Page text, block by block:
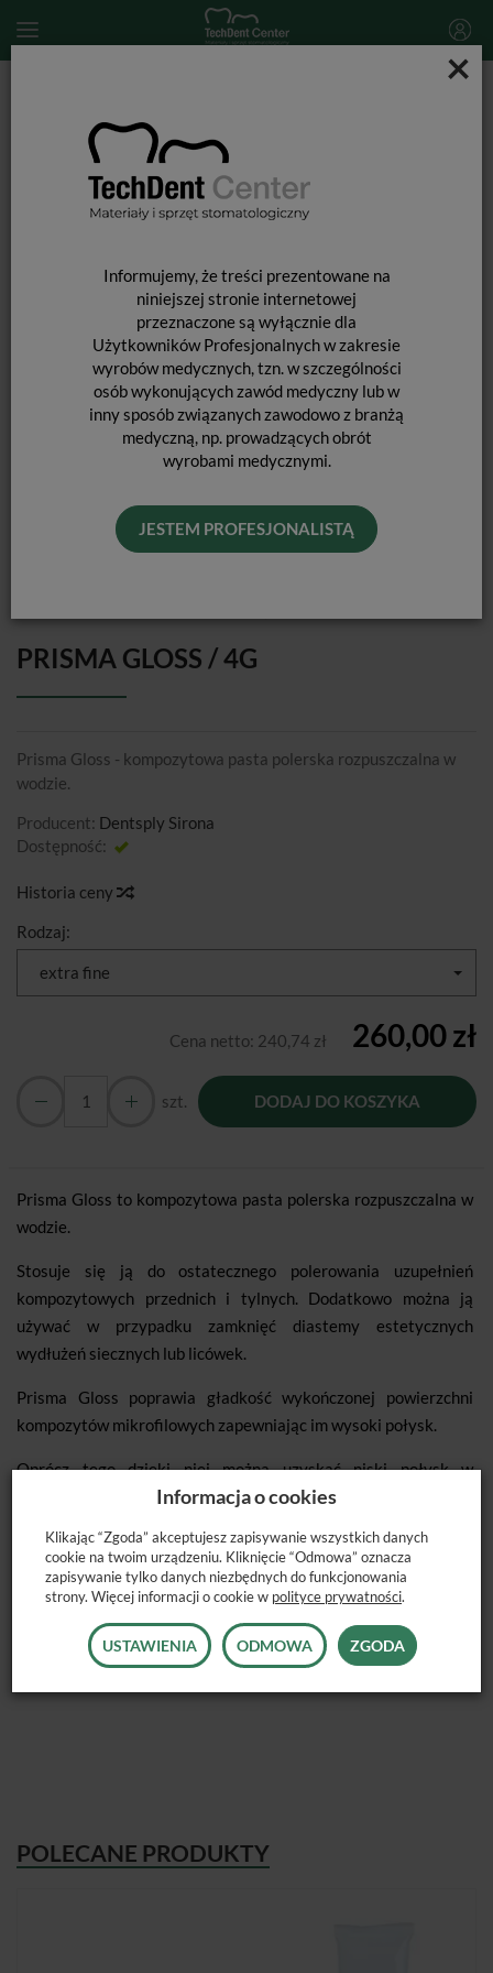
×
Informujemy, że treści prezentowane na
niniejszej stronie internetowej
przeznaczone są wyłącznie dla
Użytkowników Profesjonalnych w zakresie
wyrobów medycznych, tzn. w szczególności
osób wykonujących zawód medyczny lub w
inny sposób związanych zawodowo z branżą
medyczną, np. prowadzących obrót
wyrobami medycznymi.
JESTEM PROFESJONALISTĄ
PRISMA GLOSS / 4G
Prisma Gloss - kompozytowa pasta polerska rozpuszczalna w
wodzie.
Producent: Dentsply Sirona
Dostępność:
Historia ceny
Rodzaj:
extra fine
Cena netto: 240,74 zł 260,00 zł
szt. DODAJ DO KOSZYKA
Prisma Gloss to kompozytowa pasta polerska rozpuszczalna w
wodzie.
Stosuje się ją do ostatecznego polerowania uzupełnień
kompozytowych przednich i tylnych. Dodatkowo można ją
używać w przypadku zamknięć diastemy estetycznych
wydłużeń siecznych lub licówek.
Prisma Gloss poprawia gładkość wykończonej powierzchni
kompozytów mikrofilowych zapewniając im wysoki połysk.
Oprócz tego dzięki niej można uzyskać niski połysk w
przypadku wstępnego polerowania powierzchni kompozytów
Dostępne rodzaje:
POLECANE PRODUKTY
Informacja o cookies
Klikając “Zgoda” akceptujesz zapisywanie wszystkich danych
cookie na twoim urządzeniu. Kliknięcie “Odmowa” oznacza
zapisywanie tylko danych niezbędnych do funkcjonowania
strony. Więcej informacji o cookie w polityce prywatności.
USTAWIENIA ODMOWA ZGODA